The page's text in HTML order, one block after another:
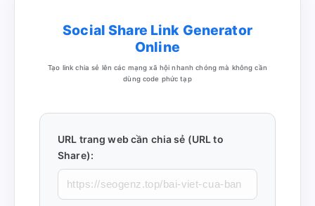
Social Share Link Generator
Online
Tạo link chia sẻ lên các mạng xã hội nhanh chóng mà không cần
dùng code phức tạp
URL trang web cần chia sẻ (URL to
Share):